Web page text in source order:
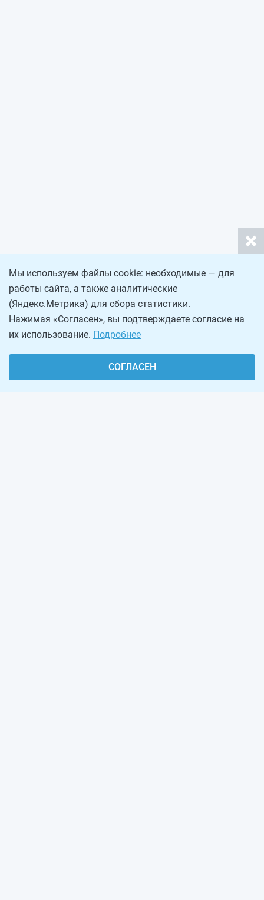
Мы используем файлы cookie: необходимые — для
работы сайта, а также аналитические
(Яндекс.Метрика) для сбора статистики.
Нажимая «Согласен», вы подтверждаете согласие на
их использование. Подробнее
СОГЛАСЕН